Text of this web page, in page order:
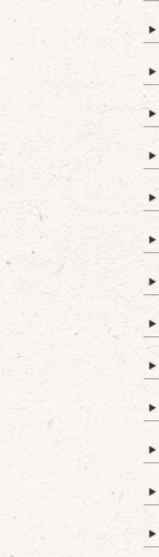
▶
▶
▶
▶
▶
▶
▶
▶
▶
▶
▶
▶
▶